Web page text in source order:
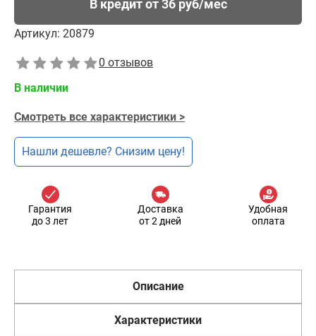
В кредит от 36 руб/мес
Артикул: 20879
0 отзывов
В наличии
Смотреть все характеристики >
Нашли дешевле? Снизим цену!
Гарантия
до 3 лет
Доставка
от 2 дней
Удобная
оплата
Описание
Характеристики